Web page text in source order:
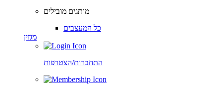
מותגים מובילים
כל המעצבים
מגזין
התחברות/הצטרפות